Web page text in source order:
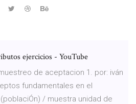
ejercicios - YouTube
de aceptacion 1. por: iván
fundamentales en el
/ muestra unidad de